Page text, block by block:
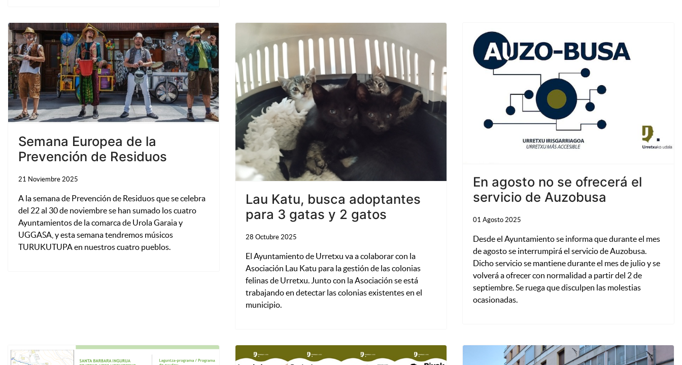
Semana Europea de la
Prevención de Residuos
21 Noviembre 2025
A la semana de Prevención de Residuos que se celebra
del 22 al 30 de noviembre se han sumado los cuatro
Ayuntamientos de la comarca de Urola Garaia y
UGGASA, y esta semana tendremos músicos
TURUKUTUPA en nuestros cuatro pueblos.
Lau Katu, busca adoptantes
para 3 gatas y 2 gatos
28 Octubre 2025
El Ayuntamiento de Urretxu va a colaborar con la
Asociación Lau Katu para la gestión de las colonias
felinas de Urretxu. Junto con la Asociación se está
trabajando en detectar las colonias existentes en el
municipio.
En agosto no se ofrecerá el
servicio de Auzobusa
01 Agosto 2025
Desde el Ayuntamiento se informa que durante el mes
de agosto se interrumpirá el servicio de Auzobusa.
Dicho servicio se mantiene durante el mes de julio y se
volverá a ofrecer con normalidad a partir del 2 de
septiembre. Se ruega que disculpen las molestias
ocasionadas.